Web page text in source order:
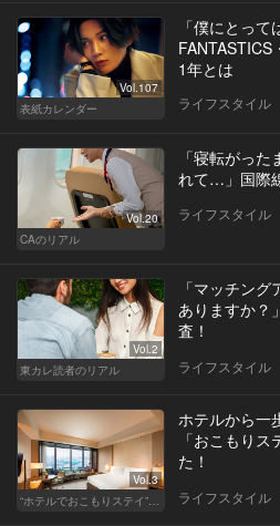
Vol.107
表紙カレンダー
「僕にとって
1年とは
ライフスタイル
Vol.20
CAのリアル
「寝転がった
れて…」国際
ライフスタイル
Vol.2
東カレ読者のリアル
「マッチン
ありますか？
査！
ライフスタイル
Vol.3
“ホテルでおこもりステイ”が大人デートに最高の選択だ
ホテルから一
「おこもり
た！
ライフスタイル